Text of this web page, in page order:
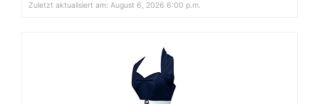
Zuletzt aktualisiert am: August 6, 2026 6:00 p.m.